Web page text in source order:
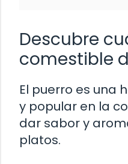
Descubre
comestible
El puerro es una
y popular en la
dar sabor y
platos.